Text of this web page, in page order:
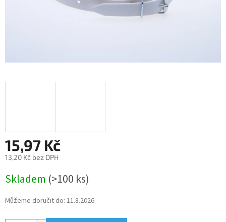
15,97 Kč
13,20 Kč bez DPH
cena:
Skladem (>100 ks)
Můžeme doručit do: 11.8.2026